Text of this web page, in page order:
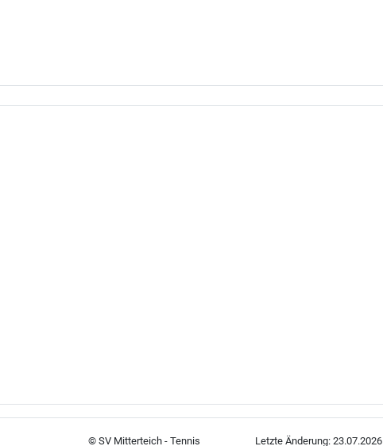
© SV Mitterteich - Tennis Letzte Änderung: 23.07.2026